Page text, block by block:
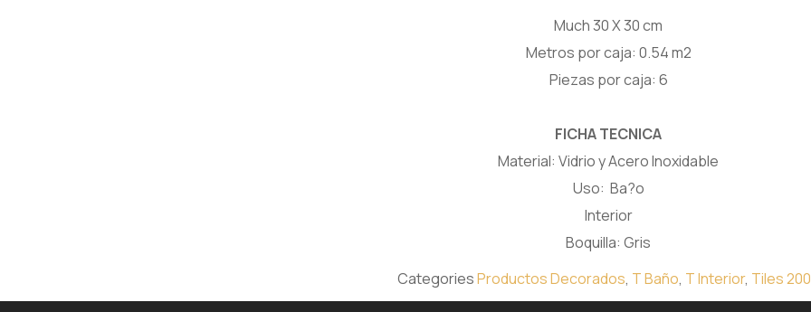
Much 30 X 30 cm
Metros por caja: 0.54 m2
Piezas por caja: 6
FICHA TECNICA
Material: Vidrio y Acero Inoxidable
Uso: Ba?o
Interior
Boquilla: Gris
CategoriesProductos Decorados, T Baño, T Interior, Tiles